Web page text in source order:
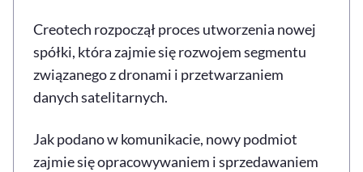
Sprawdź, jak i dlaczego zwiększamy dostępność , otwiera się w nowym
Deklaracja dostępności, otwiera się w nowym oknie
Zgłoś problem
Creotech rozpoczął proces utworzenia nowej
spółki, która zajmie się rozwojem segmentu
związanego z dronami i przetwarzaniem
danych satelitarnych.
Jak podano w komunikacie, nowy podmiot
zajmie się opracowywaniem i sprzedawaniem